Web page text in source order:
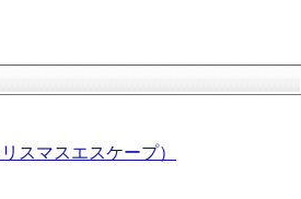
スマスエスケープ）